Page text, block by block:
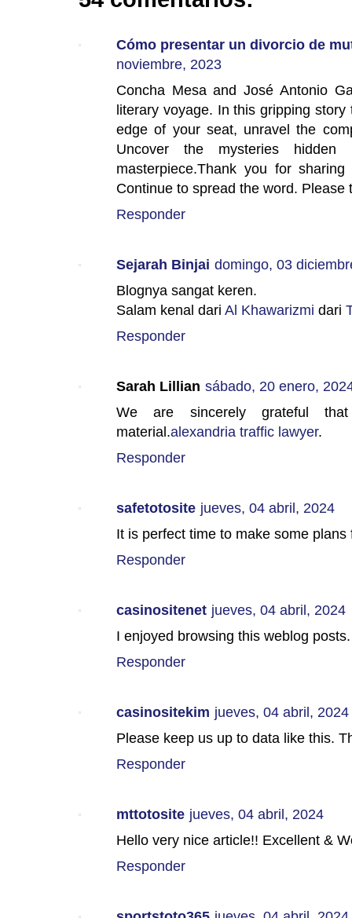
Cómo presentar un divorcio de
noviembre, 2023
Concha Mesa and José Antonio
literary voyage. In this gripping
edge of your seat, unravel the
Uncover the mysteries
masterpiece.Thank you for
Continue to spread the word.
Responder
Sejarah Binjai domingo, 03
Blognya sangat keren.
Salam kenal dari Al Khawarizmi dari
Responder
Sarah Lillian sábado, 20 enero,
We are sincerely grateful
material.alexandria traffic lawyer.
Responder
safetotosite jueves, 04 abril, 2024
It is perfect time to make some
Responder
casinositenet jueves, 04 abril, 2024
I enjoyed browsing this weblog
Responder
casinositekim jueves, 04 abril, 2024
Please keep us up to data like this.
Responder
mttotosite jueves, 04 abril, 2024
Hello very nice article!! Excellent &
Responder